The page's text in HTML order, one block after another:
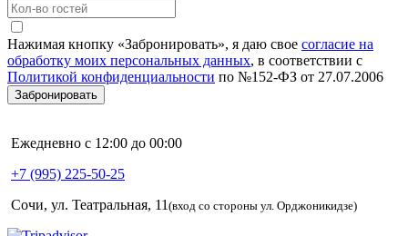
Нажимая кнопку «Забронировать», я даю свое согласие на
обработку моих персональных данных, в соответствии с
Политикой конфиденциальности по №152-ФЗ от 27.07.2006
Забронировать
Ежедневно с 12:00 до 00:00
+7 (995) 225-50-25
Сочи, ул. Театральная, 11 (вход со стороны ул. Орджоникидзе)